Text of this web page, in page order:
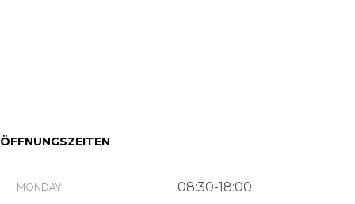
ÖFFNUNGSZEITEN
MONDAY 08:30-18:00